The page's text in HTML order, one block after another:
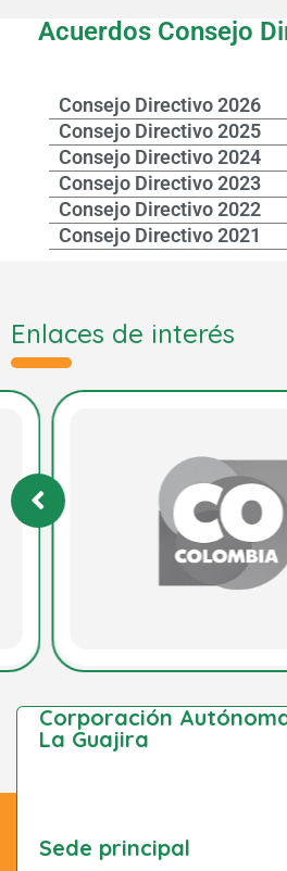
Acuerdos Consejo
Consejo Directivo 2026
Consejo Directivo 2025
Consejo Directivo 2024
Consejo Directivo 2023
Consejo Directivo 2022
Consejo Directivo 2021
Enlaces de interés
Corporación
La Guajira
Sede principal